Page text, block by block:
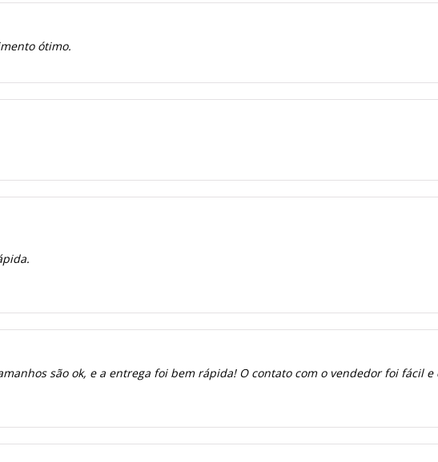
ótimo.
são ok, e a entrega foi bem rápida! O contato com o vendedor foi fácil e